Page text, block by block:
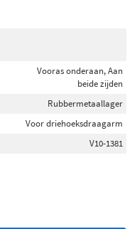
Vooras onderaan, Aan
beide zijden
Rubbermetaallager
Voor driehoeksdraagarm
V10-1381